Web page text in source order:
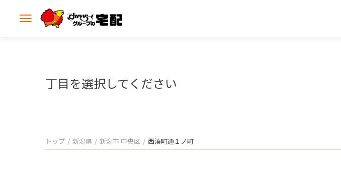
メ
丁目を選択してください
トップ 新潟県 新潟市 中央区 西湊町通１ノ町